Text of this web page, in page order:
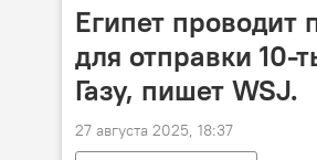
Египет проводит
для отправки 10-
Газу, пишет WSJ.
27 августа 2025, 18:37